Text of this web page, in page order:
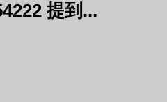
提到...